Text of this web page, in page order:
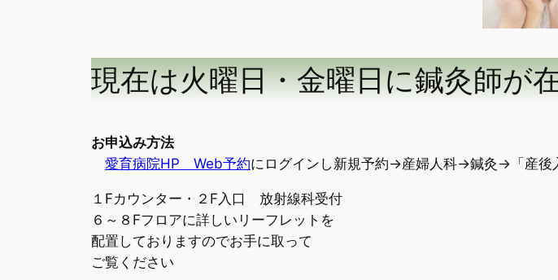
現在は火曜日・金曜日に鍼灸師が
お申込み方法
愛育病院HP Web予約にログインし新規予約→産婦人科→鍼灸→「産後
１Fカウンター・２F入口 放射線科受付
６～８Fフロアに詳しいリーフレットを
配置しておりますのでお手に取って
ご覧ください